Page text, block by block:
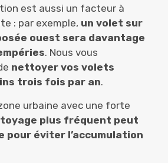
est aussi un facteur à
: par exemple, un volet sur
ouest sera davantage
. Nous vous
nettoyer vos volets
trois fois par an.
urbaine avec une forte
plus fréquent peut
pour éviter l’accumulation